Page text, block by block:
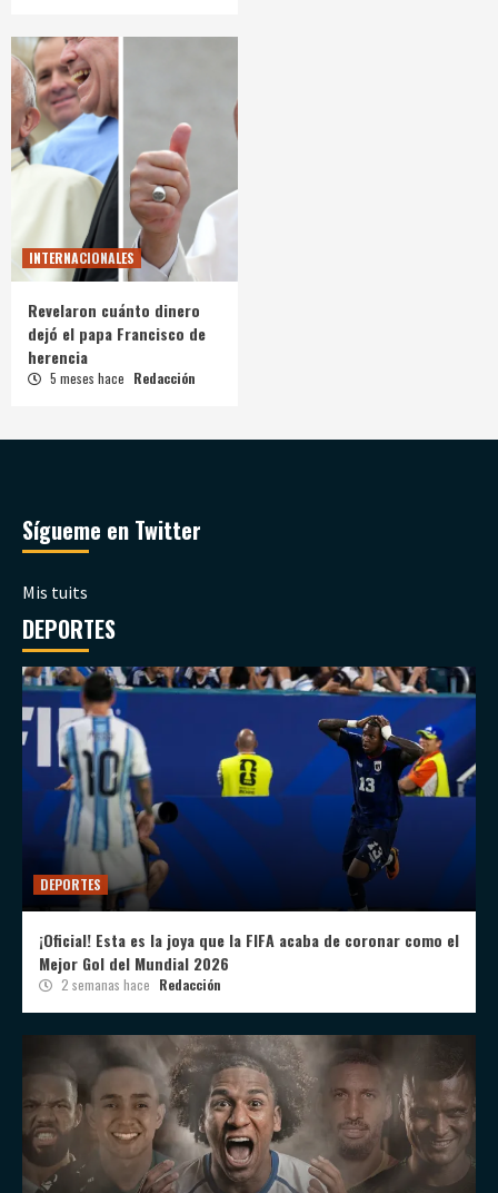
INTERNACIONALES
Revelaron cuánto dinero
dejó el papa Francisco de
herencia
5 meses hace Redacción
Sígueme en Twitter
Mis tuits
DEPORTES
DEPORTES
¡Oficial! Esta es la joya que la FIFA acaba de coronar como el
Mejor Gol del Mundial 2026
2 semanas hace Redacción